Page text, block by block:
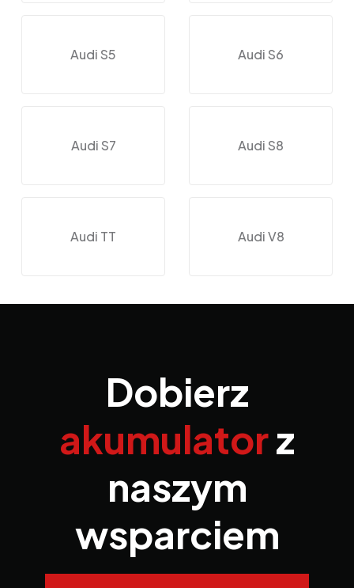
Audi S5 Audi S6
Audi S7 Audi S8
Audi TT Audi V8
Dobierz
akumulatorz
naszym
wsparciem